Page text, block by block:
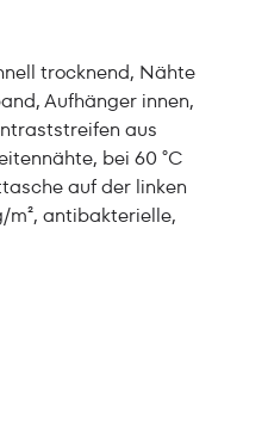
trocknend, Nähte
Aufhänger innen,
aus
bei 60 °C
auf der linken
m², antibakterielle,